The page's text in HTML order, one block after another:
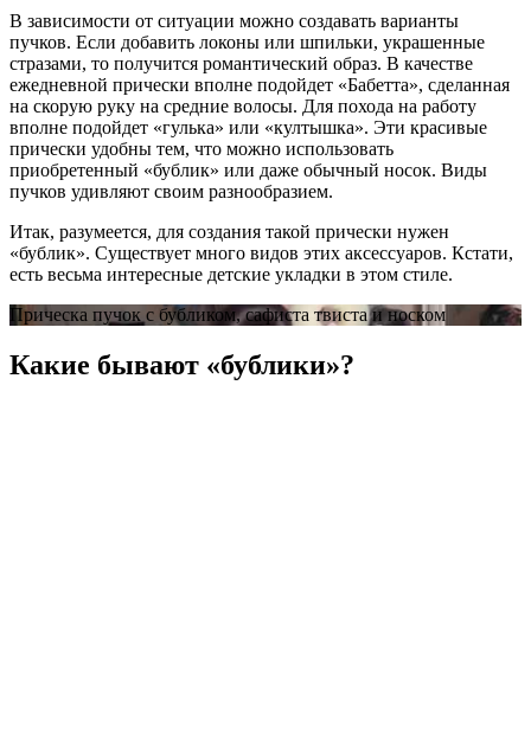
В зависимости от ситуации можно создавать варианты
пучков. Если добавить локоны или шпильки, украшенные
стразами, то получится романтический образ. В качестве
ежедневной прически вполне подойдет «Бабетта», сделанная
на скорую руку на средние волосы. Для похода на работу
вполне подойдет «гулька» или «култышка». Эти красивые
прически удобны тем, что можно использовать
приобретенный «бублик» или даже обычный носок. Виды
пучков удивляют своим разнообразием.
Итак, разумеется, для создания такой прически нужен
«бублик». Существует много видов этих аксессуаров. Кстати,
есть весьма интересные детские укладки в этом стиле.
Прическа пучок с бубликом, сафиста твиста и носком
Какие бывают «бублики»?